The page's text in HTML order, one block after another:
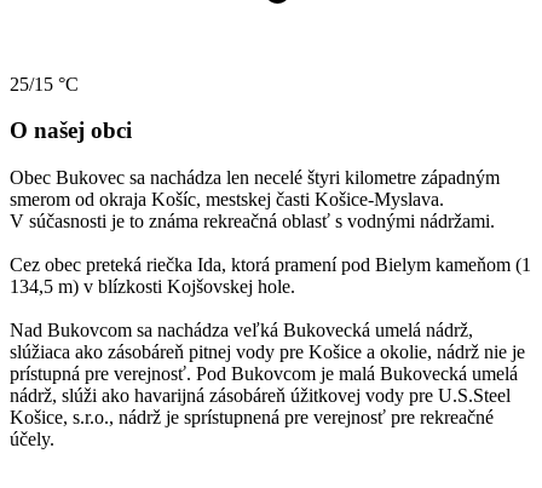
25/15 °C
O našej obci
Obec Bukovec sa nachádza len necelé štyri kilometre západným
smerom od okraja Košíc, mestskej časti Košice-Myslava.
V súčasnosti je to známa rekreačná oblasť s vodnými nádržami.
Cez obec preteká riečka Ida, ktorá pramení pod Bielym kameňom (1
134,5 m) v blízkosti Kojšovskej hole.
Nad Bukovcom sa nachádza veľká Bukovecká umelá nádrž,
slúžiaca ako zásobáreň pitnej vody pre Košice a okolie, nádrž nie je
prístupná pre verejnosť. Pod Bukovcom je malá Bukovecká umelá
nádrž, slúži ako havarijná zásobáreň úžitkovej vody pre U.S.Steel
Košice, s.r.o., nádrž je sprístupnená pre verejnosť pre rekreačné
účely.